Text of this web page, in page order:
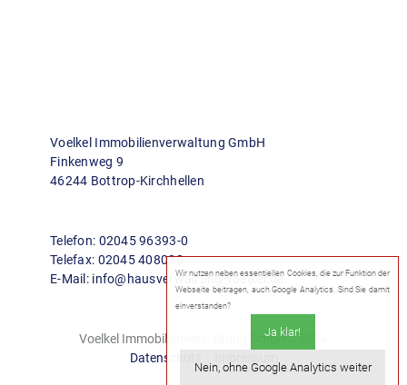
Wir nutzen neben essentiellen Cookies, die zur Funktion der
Webseite beitragen, auch Google Analytics. Sind Sie damit
einverstanden?
Ja klar!
Nein, ohne Google Analytics weiter
Voelkel Immobilienverwaltung GmbH
Finkenweg 9
46244 Bottrop-Kirchhellen
Telefon: 02045 96393-0
Telefax: 02045 408030
E-Mail: info@hausverwaltung-voelkel.de
Voelkel Immobilienverwaltung GmbH© 2024
Datenschutz